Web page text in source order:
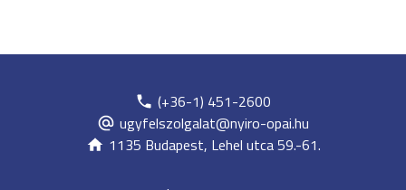
(+36-1) 451-2600
ugyfelszolgalat@nyiro-opai.hu
1135 Budapest, Lehel utca 59.-61.